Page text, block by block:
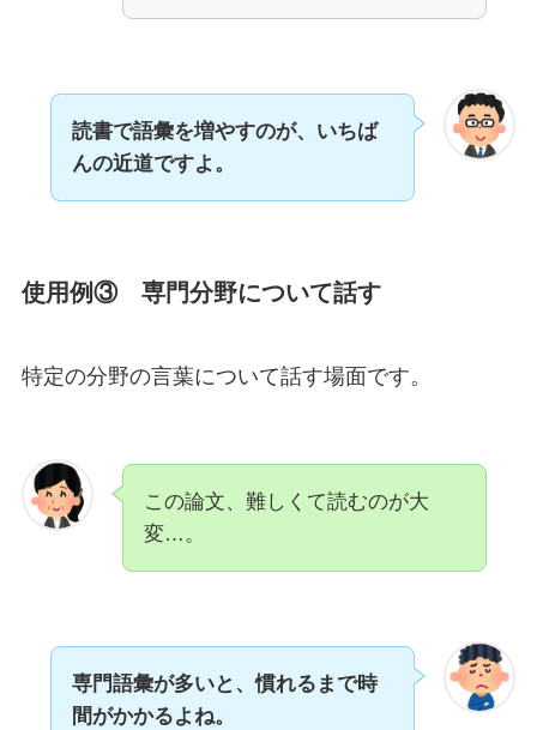
読書で語彙を増やすのが、いちば
んの近道ですよ。
使用例③ 専門分野について話す
特定の分野の言葉について話す場面です。
この論文、難しくて読むのが大
変…。
専門語彙が多いと、慣れるまで時
間がかかるよね。